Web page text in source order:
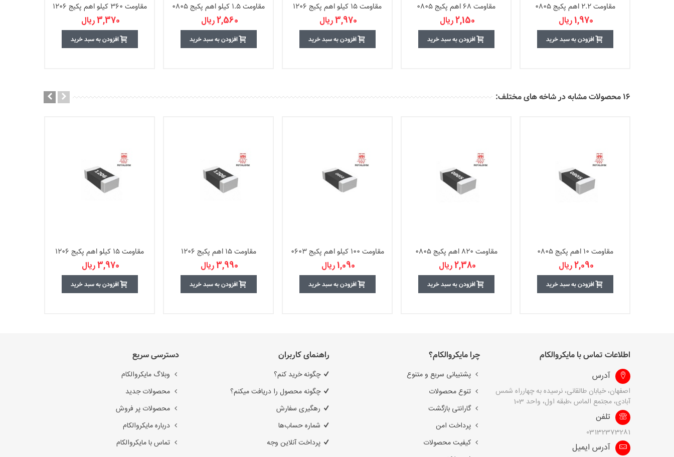
مقاومت 2.2 اهم پکیج 0805
1,970 ریال
افزودن به سبد خرید
مقاومت 68 اهم پکیج 0805
2,150 ریال
افزودن به سبد خرید
مقاومت 15 کیلو اهم پکیج 1206
3,970 ریال
افزودن به سبد خرید
مقاومت 1.5 کیلو اهم پکیج 0805
2,560 ریال
افزودن به سبد خرید
مقاومت 360 کیلو اهم پکیج 1206
3,370 ریال
افزودن به سبد خرید
16 محصولات مشابه در شاخه های مختلف:
مقاومت 10 اهم پکیج 0805
2,090 ریال
افزودن به سبد خرید
مقاومت 820 اهم پکیج 0805
2,380 ریال
افزودن به سبد خرید
مقاومت 100 کیلو اهم پکیج 0603
1,090 ریال
افزودن به سبد خرید
مقاومت 15 اهم پکیج 1206
3,990 ریال
افزودن به سبد خرید
مقاومت 15 کیلو اهم پکیج 1206
3,970 ریال
افزودن به سبد خرید
اطلاعات تماس با مایکروالکام
آدرس
اصفهان، خیابان طالقانی، نرسیده به چهارراه شمس
آبادی، مجتمع الماس ،طبقه اول، واحد 103
تلفن
03132373281
آدرس ایمیل
چرا مایکروالکام؟
پشتیبانی سریع و متنوع
تنوع محصولات
گارانتی بازگشت
پرداخت امن
کیفیت محصولات
راهنمای کاربران
چگونه خرید کنم؟
چگونه محصول را دریافت میکنم؟
رهگیری سفارش
شماره حساب‌ها
پرداخت آنلاین وجه
دسترسی سریع
وبلاگ مایکروالکام
محصولات جدید
محصولات پر فروش
درباره مایکروالکام
تماس با مایکروالکام